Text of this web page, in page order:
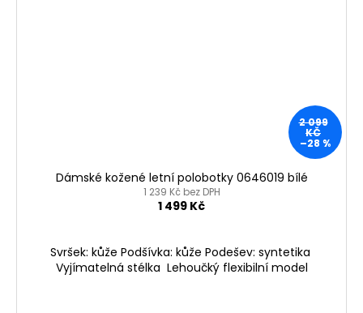
2 099
KČ
–28 %
Dámské kožené letní polobotky 0646019 bílé
1 239 Kč bez DPH
1 499 Kč
Svršek: kůže Podšívka: kůže Podešev: syntetika
Vyjímatelná stélka Lehoučký flexibilní model